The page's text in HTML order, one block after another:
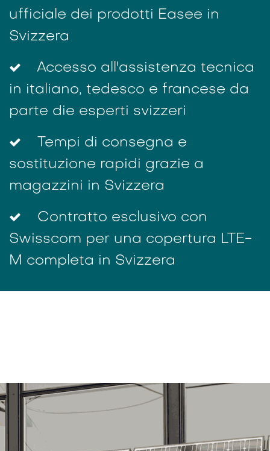
ufficiale dei prodotti Easee in
Svizzera
Accesso all'assistenza tecnica
in italiano, tedesco e francese da
parte die esperti svizzeri
Tempi di consegna e
sostituzione rapidi grazie a
magazzini in Svizzera
Contratto esclusivo con
Swisscom per una copertura LTE-
M completa in Svizzera